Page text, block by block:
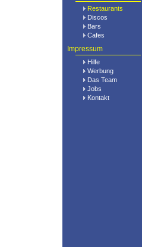
Restaurants
Discos
Bars
Cafes
Impressum
Hilfe
Werbung
Das Team
Jobs
Kontakt